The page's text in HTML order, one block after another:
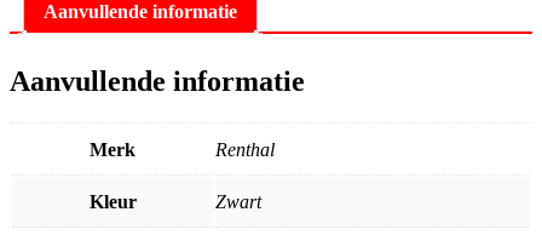
Aanvullende informatie
Aanvullende informatie
Merk Renthal
Kleur Zwart